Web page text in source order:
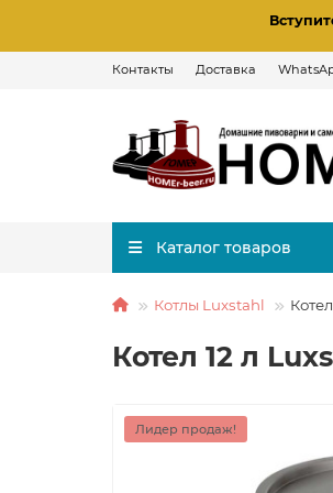
Контакты Доставка
Каталог товаров
Котлы Luxstahl
Котел 12 л
Лидер продаж!